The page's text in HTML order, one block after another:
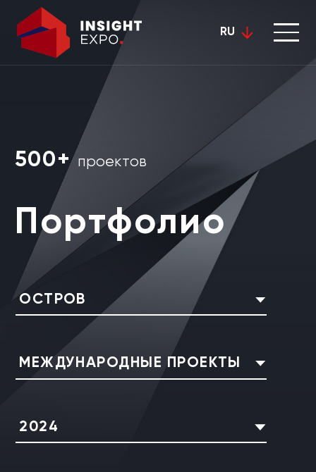
RU
500+ проектов
Портфолио
ОСТРОВ
МЕЖДУНАРОДНЫЕ ПРОЕКТЫ
2024